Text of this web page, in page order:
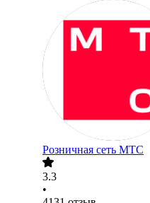
Розничная сеть МТС
3.3
•